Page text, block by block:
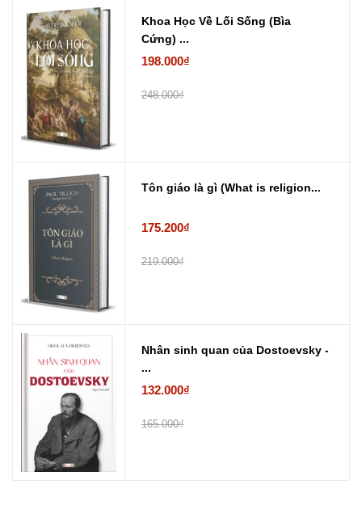
Khoa Học Về Lối Sống (Bìa
Cứng) ...
198.000₫
248.000₫
Tôn giáo là gì (What is religion...
175.200₫
219.000₫
Nhân sinh quan của Dostoevsky -
...
132.000₫
165.000₫